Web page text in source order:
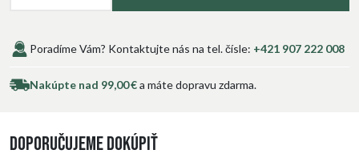
Poradíme Vám? Kontaktujte nás na tel. čísle: +421 907 222 008
Nakúpte nad 99,00 €a máte dopravu zdarma.
Doporučujeme dokúpiť